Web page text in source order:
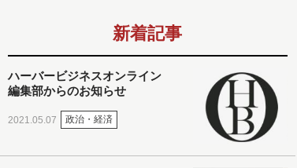
新着記事
ハーバービジネスオンライン
編集部からのお知らせ
2021.05.07 政治・経済